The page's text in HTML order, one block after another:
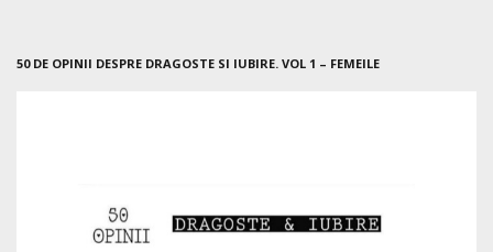
50 DE OPINII DESPRE DRAGOSTE SI IUBIRE. VOL 1 – FEMEILE